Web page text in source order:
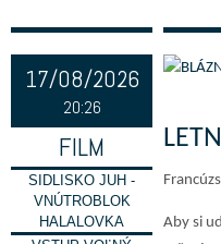
17/08/2026
20:26
FILM
SIDLISKO JUH -
VNÚTROBLOK
HALALOVKA
Aby si